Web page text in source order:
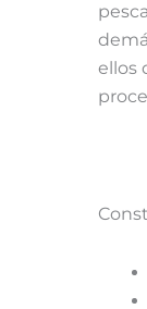
ellos